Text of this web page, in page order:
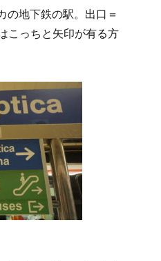
の地下鉄の駅。出口＝
こっちと矢印が有る方